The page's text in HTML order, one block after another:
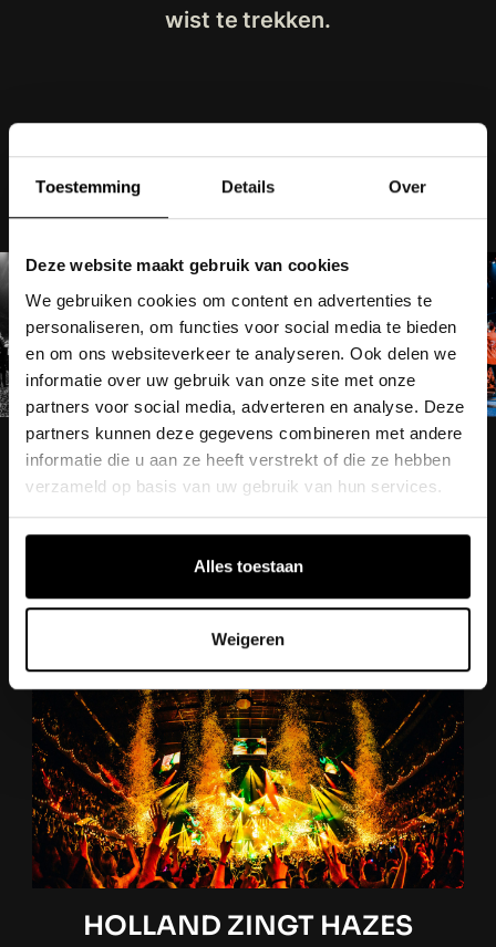
Toestemming Details Over
Deze website maakt gebruik van cookies
We gebruiken cookies om content en advertenties te
personaliseren, om functies voor social media te bieden
en om ons websiteverkeer te analyseren. Ook delen we
informatie over uw gebruik van onze site met onze
partners voor social media, adverteren en analyse. Deze
partners kunnen deze gegevens combineren met andere
informatie die u aan ze heeft verstrekt of die ze hebben
verzameld op basis van uw gebruik van hun services.
Alles toestaan
Weigeren
wist te trekken.
VERDER LEZEN
HOLLAND ZINGT HAZES